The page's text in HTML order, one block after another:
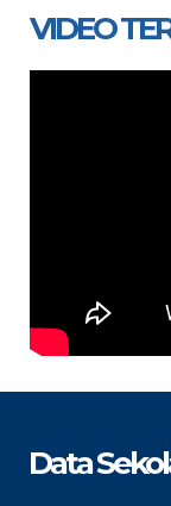
VIDEO
Data